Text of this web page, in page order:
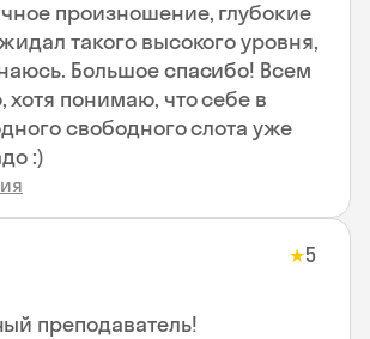
произношение, глубокие
такого высокого уровня,
Большое спасибо! Всем
понимаю, что себе в
свободного слота уже
:)
★5
преподаватель!